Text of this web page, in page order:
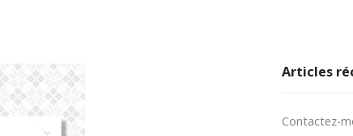
Articles
Contactez-